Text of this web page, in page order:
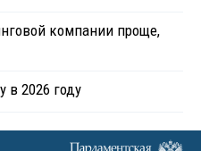
компании проще,
в 2026 году